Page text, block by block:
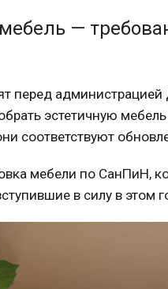
—
перед администрацией
эстетичную мебель
соответствуют
мебели по СанПиН,
в силу в этом